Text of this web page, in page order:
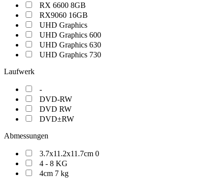
RX 6600 8GB
RX9060 16GB
UHD Graphics
UHD Graphics 600
UHD Graphics 630
UHD Graphics 730
Laufwerk
-
DVD-RW
DVD RW
DVD±RW
Abmessungen
3.7x11.2x11.7cm 0
4 - 8 KG
4cm 7 kg